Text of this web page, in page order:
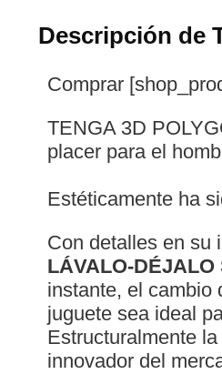
Descripción de
Comprar
TENGA 3D
placer para el
Estéticamente ha
Con detalles en su
LÁVALO-DÉJALO
instante, el cambio
juguete sea ideal
Estructuralmente
innovador del